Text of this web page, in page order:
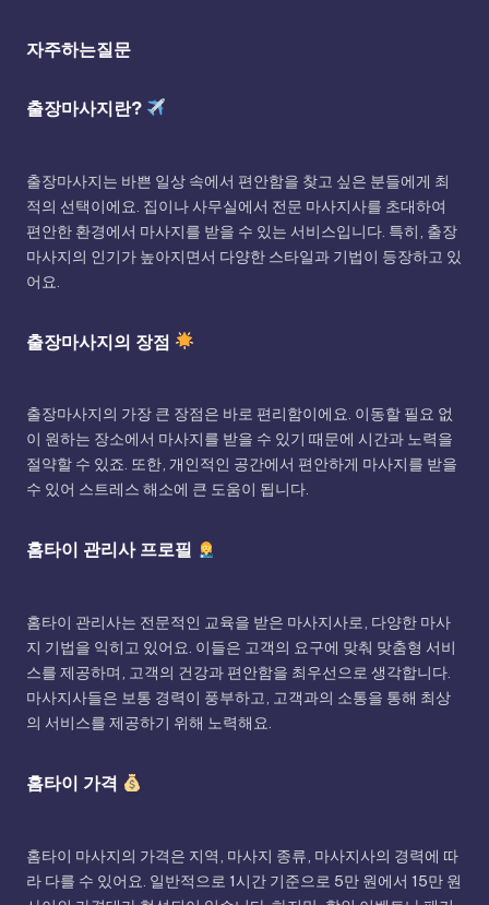
자주하는질문
출장마사지란?
출장마사지는 바쁜 일상 속에서 편안함을 찾고 싶은 분들에게 최
적의 선택이에요. 집이나 사무실에서 전문 마사지사를 초대하여
편안한 환경에서 마사지를 받을 수 있는 서비스입니다. 특히, 출장
마사지의 인기가 높아지면서 다양한 스타일과 기법이 등장하고 있
어요.
출장마사지의 장점
출장마사지의 가장 큰 장점은 바로 편리함이에요. 이동할 필요 없
이 원하는 장소에서 마사지를 받을 수 있기 때문에 시간과 노력을
절약할 수 있죠. 또한, 개인적인 공간에서 편안하게 마사지를 받을
수 있어 스트레스 해소에 큰 도움이 됩니다.
홈타이 관리사 프로필
홈타이 관리사는 전문적인 교육을 받은 마사지사로, 다양한 마사
지 기법을 익히고 있어요. 이들은 고객의 요구에 맞춰 맞춤형 서비
스를 제공하며, 고객의 건강과 편안함을 최우선으로 생각합니다.
마사지사들은 보통 경력이 풍부하고, 고객과의 소통을 통해 최상
의 서비스를 제공하기 위해 노력해요.
홈타이 가격
홈타이 마사지의 가격은 지역, 마사지 종류, 마사지사의 경력에 따
라 다를 수 있어요. 일반적으로 1시간 기준으로 5만 원에서 15만 원